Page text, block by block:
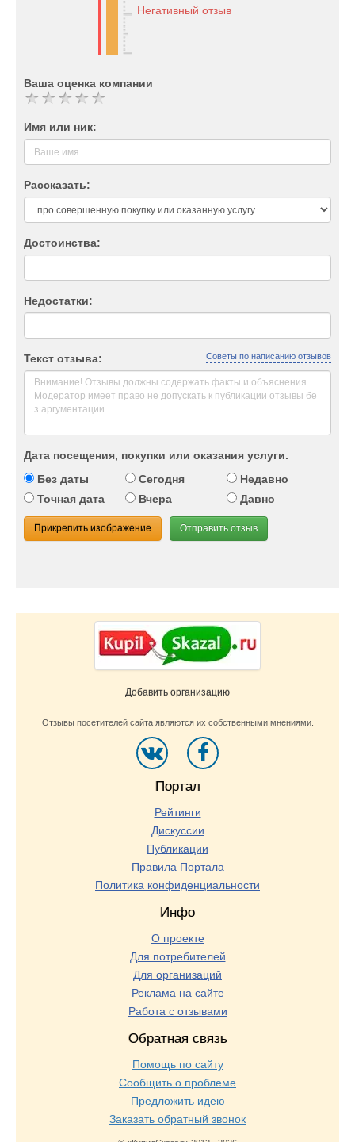
Негативный отзыв
Ваша оценка компании
Имя или ник:
Рассказать:
Достоинства:
Недостатки:
Текст отзыва: Советы по написанию отзывов
Дата посещения, покупки или оказания услуги.
Без даты
Сегодня
Недавно
Точная дата
Вчера Давно
Прикрепить изображение Отправить отзыв
Добавить организацию
Отзывы посетителей сайта являются их собственными мнениями.
Портал
Рейтинги
Дискуссии
Публикации
Правила Портала
Политика конфиденциальности
Инфо
О проекте
Для потребителей
Для организаций
Реклама на сайте
Работа с отзывами
Обратная связь
Помощь по сайту
Сообщить о проблеме
Предложить идею
Заказать обратный звонок